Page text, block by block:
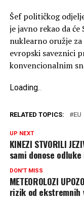
Šef političkog
je javno rekao da
nuklearno oružje
evropski saveznici
konvencionalnim
Loading...
RELATED TOPICS: EU
UP NEXT
KINEZI STVORILI
sami donose
DON'T MISS
METEOROLOZI
rizik od ekstremnih